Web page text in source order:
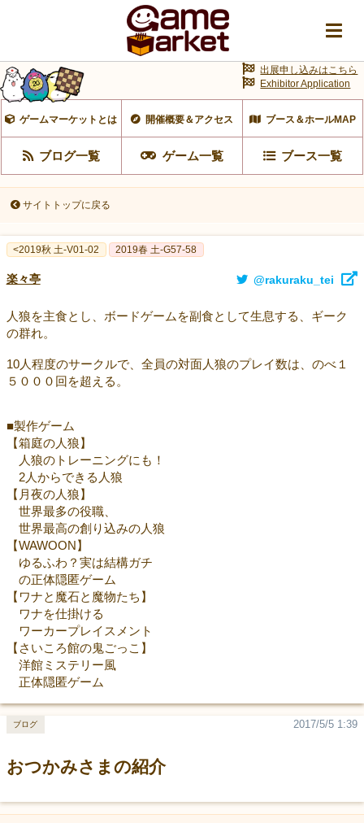
ゲームマーケットとは 開催概要＆アクセス ブース＆ホールMAP
ブログ一覧 ゲーム一覧 ブース一覧
出展申し込みはこちら
Exhibitor Application
サイトトップに戻る
<2019秋 土-V01-02 2019春 土-G57-58
楽々亭 @rakuraku_tei
人狼を主食とし、ボードゲームを副食として生息する、ギーク
の群れ。
10人程度のサークルで、全員の対面人狼のプレイ数は、のべ１
５０００回を超える。
■製作ゲーム
【箱庭の人狼】
人狼のトレーニングにも！
2人からできる人狼
【月夜の人狼】
世界最多の役職、
世界最高の創り込みの人狼
【WAWOON】
ゆるふわ？実は結構ガチ
の正体隠匿ゲーム
【ワナと魔石と魔物たち】
ワナを仕掛ける
ワーカープレイスメント
【さいころ館の鬼ごっこ】
洋館ミステリー風
正体隠匿ゲーム
おつかみさまの紹介
2017/5/5 1:39
ブログ